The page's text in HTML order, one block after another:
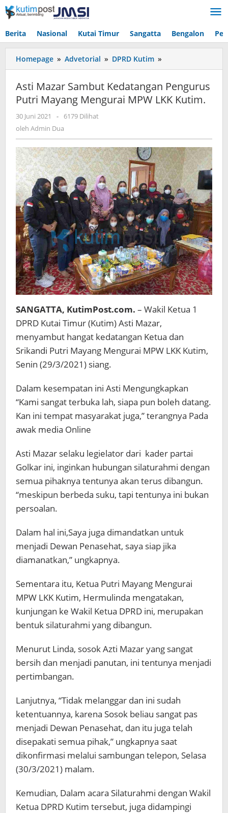
Lewati
ke
Berita Nasional Kutai Timur Sangatta Bengalon
Homepage » Advetorial » DPRD Kutim »
Mazar
Kedatangan
Pengurus
LKK
Kutim.
Asti Mazar Sambut Kedatangan Pengurus
Putri Mayang Mengurai MPW LKK Kutim.
30 Juni 2021
oleh
Admin
-
6179 Dilihat
oleh Admin Dua
SANGATTA, KutimPost.com. – Wakil Ketua 1
DPRD Kutai Timur (Kutim) Asti Mazar,
menyambut hangat kedatangan Ketua dan
Srikandi Putri Mayang Mengurai MPW LKK Kutim,
Senin (29/3/2021) siang.
Dalam kesempatan ini Asti Mengungkapkan
“Kami sangat terbuka lah, siapa pun boleh datang.
Kan ini tempat masyarakat juga,” terangnya Pada
awak media Online
Asti Mazar selaku legielator dari kader partai
Golkar ini, inginkan hubungan silaturahmi dengan
semua pihaknya tentunya akan terus dibangun.
“meskipun berbeda suku, tapi tentunya ini bukan
persoalan.
Dalam hal ini,Saya juga dimandatkan untuk
menjadi Dewan Penasehat, saya siap jika
diamanatkan,” ungkapnya.
Sementara itu, Ketua Putri Mayang Mengurai
MPW LKK Kutim, Hermulinda mengatakan,
kunjungan ke Wakil Ketua DPRD ini, merupakan
bentuk silaturahmi yang dibangun.
Menurut Linda, sosok Azti Mazar yang sangat
bersih dan menjadi panutan, ini tentunya menjadi
pertimbangan.
Lanjutnya, “Tidak melanggar dan ini sudah
ketentuannya, karena Sosok beliau sangat pas
menjadi Dewan Penasehat, dan itu juga telah
disepakati semua pihak,” ungkapnya saat
dikonfirmasi melalui sambungan telepon, Selasa
(30/3/2021) malam.
Kemudian, Dalam acara Silaturahmi dengan Wakil
Ketua DPRD Kutim tersebut, juga didampingi